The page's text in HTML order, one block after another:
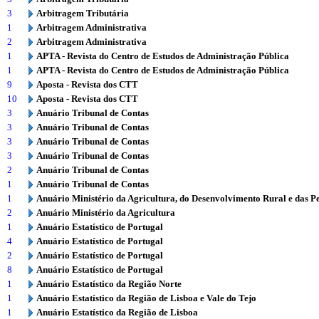
3
Arbitragem Tributária
1
Arbitragem Administrativa
2
Arbitragem Administrativa
1
APTA - Revista do Centro de Estudos de Administração Pública
1
APTA - Revista do Centro de Estudos de Administração Pública
9
Aposta - Revista dos CTT
10
Aposta - Revista dos CTT
3
Anuário Tribunal de Contas
3
Anuário Tribunal de Contas
3
Anuário Tribunal de Contas
3
Anuário Tribunal de Contas
2
Anuário Tribunal de Contas
1
Anuário Tribunal de Contas
1
Anuário Ministério da Agricultura, do Desenvolvimento Rural e das
2
Anuário Ministério da Agricultura
1
Anuário Estatístico de Portugal
4
Anuário Estatístico de Portugal
2
Anuário Estatístico de Portugal
8
Anuário Estatístico de Portugal
1
Anuário Estatístico da Região Norte
1
Anuário Estatístico da Região de Lisboa e Vale do Tejo
1
Anuário Estatístico da Região de Lisboa